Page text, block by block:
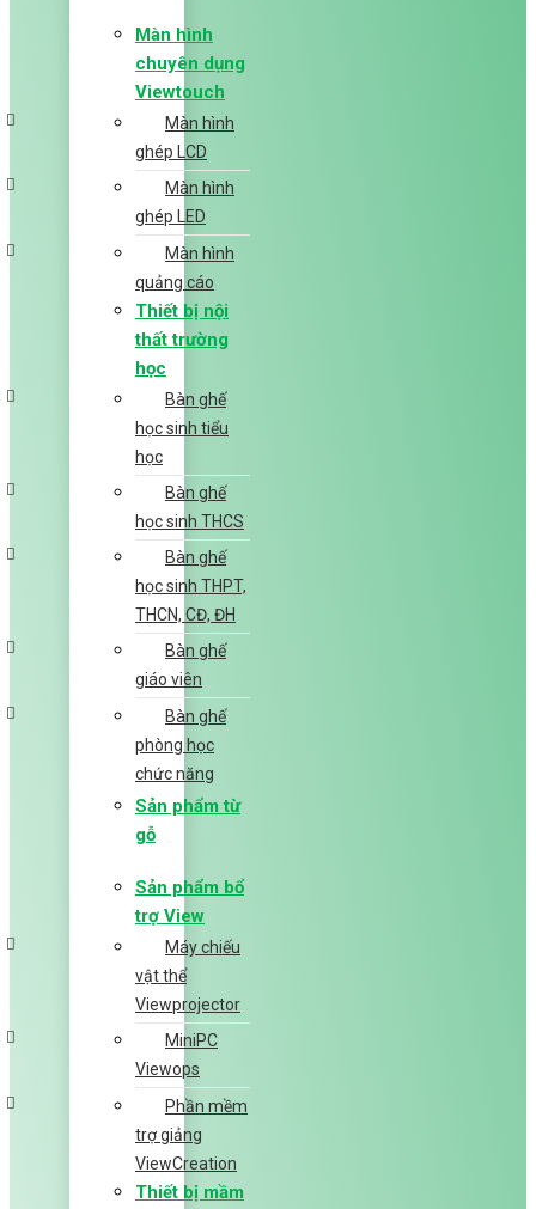
Màn hình
chuyên dụng
Viewtouch
Màn hình
ghép LCD
Màn hình
ghép LED
Màn hình
quảng cáo
Thiết bị nội
thất trường
học
Bàn ghế
học sinh tiểu
học
Bàn ghế
học sinh THCS
Bàn ghế
học sinh THPT,
THCN, CĐ, ĐH
Bàn ghế
giáo viên
Bàn ghế
phòng học
chức năng
Sản phẩm từ
gỗ
Sản phẩm bổ
trợ View
Máy chiếu
vật thể
Viewprojector
MiniPC
Viewops
Phần mềm
trợ giảng
ViewCreation
Thiết bị mầm